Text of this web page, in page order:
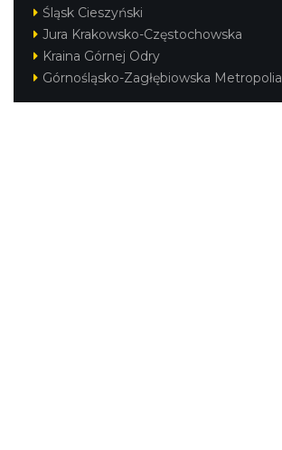
Śląsk Cieszyński
Jura Krakowsko-Częstochowska
Kraina Górnej Odry
Górnośląsko-Zagłębiowska Metropolia